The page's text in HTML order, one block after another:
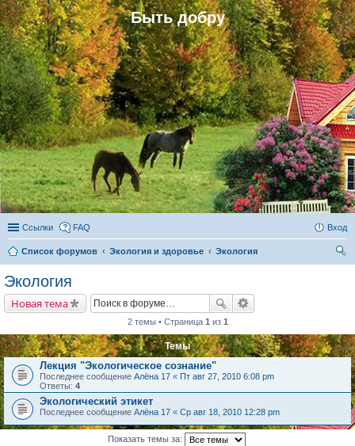
Быть добру
Ссылки FAQ Вход
Список форумов Экология и здоровье
Экология
Экология
Новая тема
2 темы • Страница 1 из 1
Темы
Лекция "Экологическое сознание"
Последнее сообщение Алёна 17 « Пт авг 27, 2010 6:08 pm
Ответы: 4
Экологический этикет
Последнее сообщение Алёна 17 « Ср авг 18, 2010 12:28 pm
Показать темы за: